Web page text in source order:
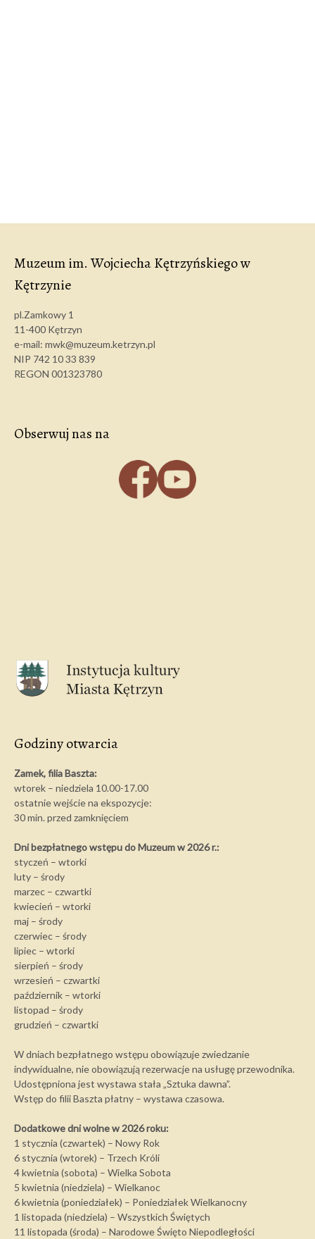
Muzeum im. Wojciecha Kętrzyńskiego w
Kętrzynie
pl.Zamkowy 1
11-400 Kętrzyn
e-mail: mwk@muzeum.ketrzyn.pl
NIP 742 10 33 839
REGON 001323780
Obserwuj nas na
Godziny otwarcia
Zamek, filia Baszta:
wtorek – niedziela 10.00-17.00
ostatnie wejście na ekspozycje:
30 min. przed zamknięciem
Dni bezpłatnego wstępu do Muzeum w 2026 r.:
styczeń – wtorki
luty – środy
marzec – czwartki
kwiecień – wtorki
maj – środy
czerwiec – środy
lipiec – wtorki
sierpień – środy
wrzesień – czwartki
październik – wtorki
listopad – środy
grudzień – czwartki
W dniach bezpłatnego wstępu obowiązuje zwiedzanie
indywidualne, nie obowiązują rezerwacje na usługę przewodnika.
Udostępniona jest wystawa stała „Sztuka dawna”.
Wstęp do filii Baszta płatny – wystawa czasowa.
Dodatkowe dni wolne w 2026 roku:
1 stycznia (czwartek) – Nowy Rok
6 stycznia (wtorek) – Trzech Króli
4 kwietnia (sobota) – Wielka Sobota
5 kwietnia (niedziela) – Wielkanoc
6 kwietnia (poniedziałek) – Poniedziałek Wielkanocny
1 listopada (niedziela) – Wszystkich Świętych
11 listopada (środa) – Narodowe Święto Niepodległości